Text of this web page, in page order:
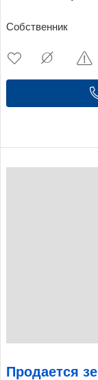
Собственник
Продается